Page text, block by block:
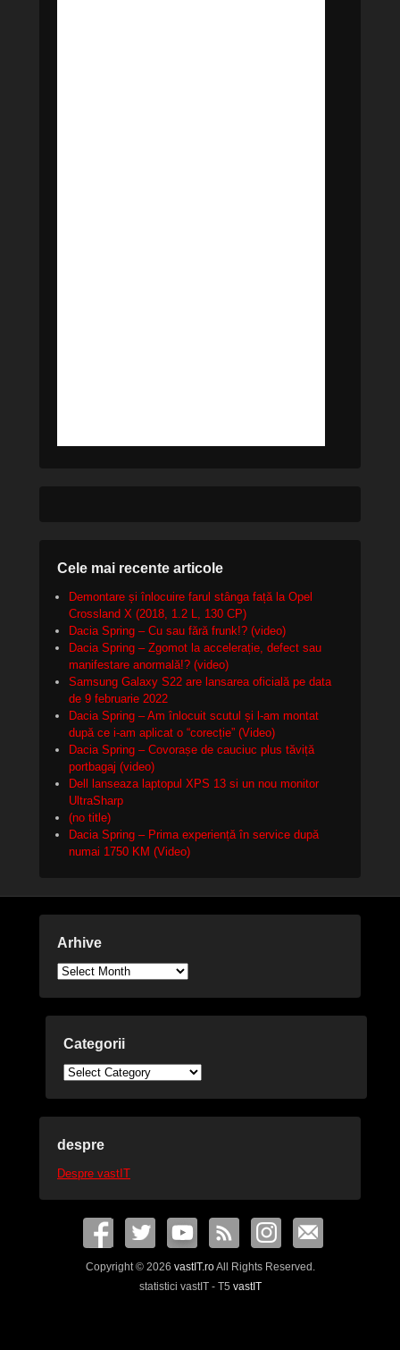
Cele mai recente articole
Demontare și înlocuire farul stânga față la Opel
Crossland X (2018, 1.2 L, 130 CP)
Dacia Spring – Cu sau fără frunk!? (video)
Dacia Spring – Zgomot la accelerație, defect sau
manifestare anormală!? (video)
Samsung Galaxy S22 are lansarea oficială pe data
de 9 februarie 2022
Dacia Spring – Am înlocuit scutul și l-am montat
după ce i-am aplicat o “corecție” (Video)
Dacia Spring – Covorașe de cauciuc plus tăviță
portbagaj (video)
Dell lanseaza laptopul XPS 13 si un nou monitor
UltraSharp
(no title)
Dacia Spring – Prima experiență în service după
numai 1750 KM (Video)
Arhive
Arhive
Categorii
Categorii
despre
Despre vastIT
Copyright © 2026 vastIT.roAll Rights Reserved.
statistici vastIT - T5 vastIT